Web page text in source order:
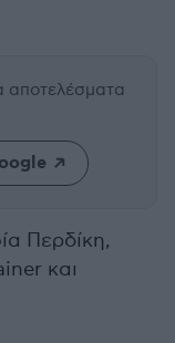
αποτελέσματα
Περδίκη,
και